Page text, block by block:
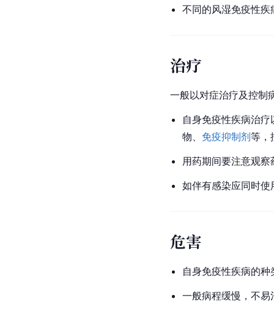
不同的风湿免疫性疾
治疗
一般以对症治疗及控制
自身免疫性疾病治
物、 免疫抑制剂等，
用药期间要注意观
如伴有感染应同时
危害
自身免疫性疾病的
一般病程缓慢，不易